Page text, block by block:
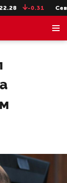
-0.31